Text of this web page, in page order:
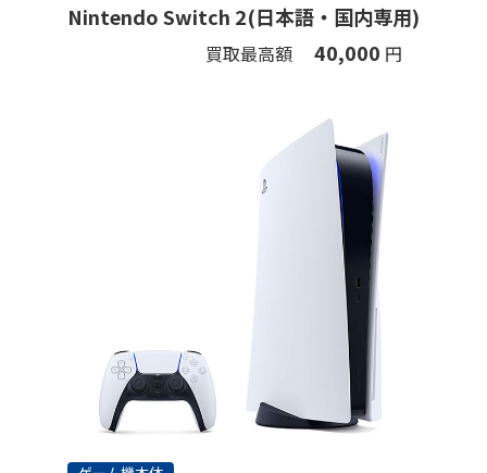
Nintendo Switch 2(日本語・国内専用)
買取最高額 40,000 円